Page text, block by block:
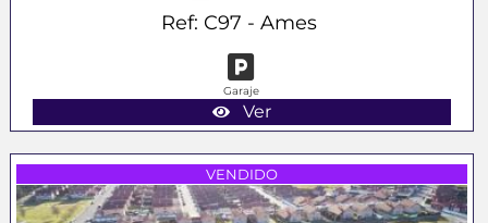
Ref: C97 - Ames
Ver
Garaje
VENDIDO